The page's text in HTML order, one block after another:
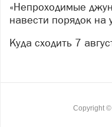
закрытая одежда;
насекомых
Демонтаж
«Непроходимые джунгли»: саткинцы просят
навести порядок на
Куда сходить 7
Copyright ©